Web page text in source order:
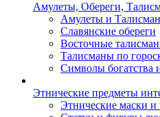
Амулеты, Обереги,
Амулеты и
Славянские обереги
Восточные
Талисманы по
Символы богатства
Этнические предметы
Этнические маски и